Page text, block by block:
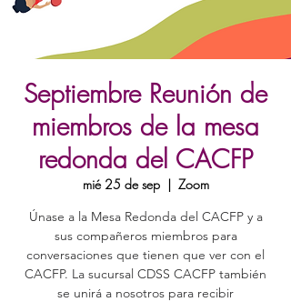
Septiembre Reunión de
miembros de la mesa
redonda del CACFP
mié 25 de sep
  |
Zoom
Únase a la Mesa Redonda del CACFP y a
sus compañeros miembros para
conversaciones que tienen que ver con el
CACFP. La sucursal CDSS CACFP también
se unirá a nosotros para recibir